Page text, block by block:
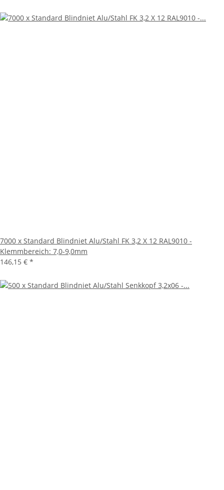
7000 x Standard Blindniet Alu/Stahl FK 3,2 X 12 RAL9010 -
Klemmbereich: 7,0-9,0mm
146,15 € *